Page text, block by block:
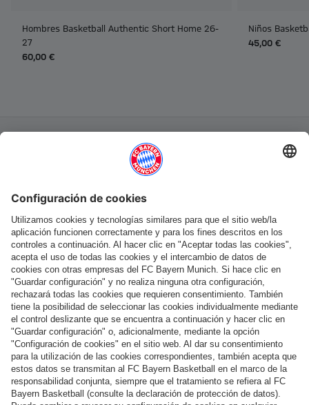
Hombres Basketball Authentic Short Home 26-
27
60,00 €
Niños
45,00 €
Más categorías
Síguenos
Pago y entrega